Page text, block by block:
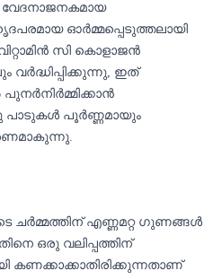
ഓർമ്മപ്പെടുത്തലായി
സി കൊളാജൻ
ഇത്
പൂർണ്ണമായും
ചർമ്മത്തിന് എണ്ണമറ്റ ഗുണങ്ങൾ
ഒരു വലിപ്പത്തിന്